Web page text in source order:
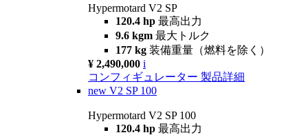
Hypermotard V2 SP
120.4 hp 最高出力
9.6 kgm 最大トルク
177 kg 装備重量（燃料を除く）
¥ 2,490,000 i
コンフィギュレーター 製品詳細
new V2 SP 100
Hypermotard V2 SP 100
120.4 hp 最高出力